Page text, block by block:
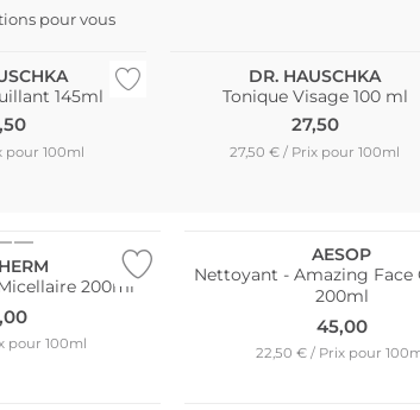
pour vous
145ml
pour 100ml
DR. HAUSCHKA
Tonique Visage 100 ml
27,50
27,50 € / Prix pour 100ml
200ml
pour 100ml
AESOP
Nettoyant - Amazing Face
200ml
45,00
22,50 € / Prix pour